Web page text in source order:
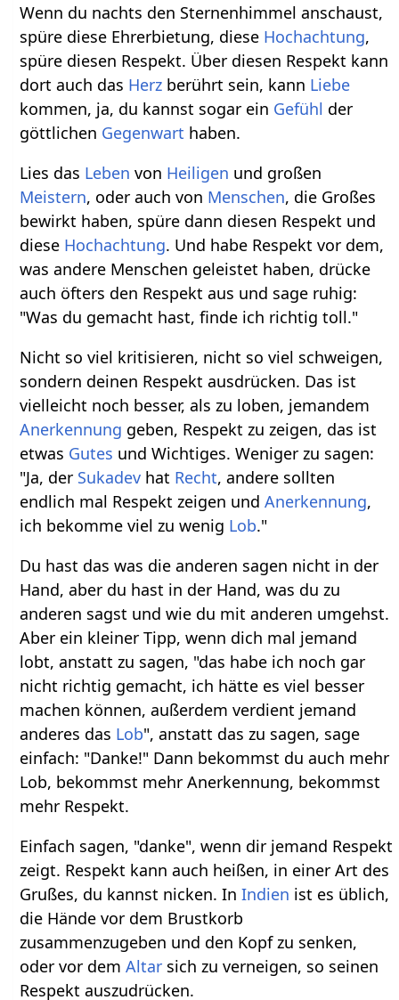
Wenn du nachts den Sternenhimmel anschaust,
spüre diese Ehrerbietung, diese Hochachtung,
spüre diesen Respekt. Über diesen Respekt kann
dort auch das Herz berührt sein, kann Liebe
kommen, ja, du kannst sogar ein Gefühl der
göttlichen Gegenwart haben.
Lies das Leben von Heiligen und großen
Meistern, oder auch von Menschen, die Großes
bewirkt haben, spüre dann diesen Respekt und
diese Hochachtung. Und habe Respekt vor dem,
was andere Menschen geleistet haben, drücke
auch öfters den Respekt aus und sage ruhig:
"Was du gemacht hast, finde ich richtig toll."
Nicht so viel kritisieren, nicht so viel schweigen,
sondern deinen Respekt ausdrücken. Das ist
vielleicht noch besser, als zu loben, jemandem
Anerkennung geben, Respekt zu zeigen, das ist
etwas Gutes und Wichtiges. Weniger zu sagen:
"Ja, der Sukadev hat Recht, andere sollten
endlich mal Respekt zeigen undAnerkennung,
ich bekomme viel zu wenig Lob."
Du hast das was die anderen sagen nicht in der
Hand, aber du hast in der Hand, was du zu
anderen sagst und wie du mit anderen umgehst.
Aber ein kleiner Tipp, wenn dich mal jemand
lobt, anstatt zu sagen, "das habe ich noch gar
nicht richtig gemacht, ich hätte es viel besser
machen können, außerdem verdient jemand
anderes das Lob", anstatt das zu sagen, sage
einfach: "Danke!" Dann bekommst du auch mehr
Lob, bekommst mehr Anerkennung, bekommst
mehr Respekt.
Einfach sagen, "danke", wenn dir jemand Respekt
zeigt. Respekt kann auch heißen, in einer Art des
Grußes, du kannst nicken. InIndien ist es üblich,
die Hände vor dem Brustkorb
zusammenzugeben und den Kopf zu senken,
oder vor demAltar sich zu verneigen, so seinen
Respekt auszudrücken.